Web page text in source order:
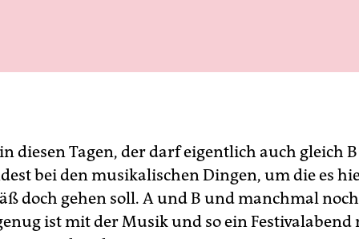
diesen Tagen, der darf eigentlich auch gleich
bei den musikalischen Dingen, um die es
doch gehen soll. A und B und manchmal
ist mit der Musik und so ein Festivalabend